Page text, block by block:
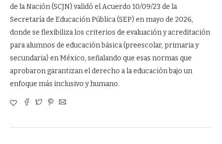
de la Nación (SCJN) validó el Acuerdo 10/09/23 de la
Secretaría de Educación Pública (SEP) en mayo de 2026,
donde se flexibiliza los criterios de evaluación y acreditación
para alumnos de educación básica (preescolar, primaria y
secundaria) en México, señalando que esas normas que
aprobaron garantizan el derecho a la educación bajo un
enfoque más inclusivo y humano.